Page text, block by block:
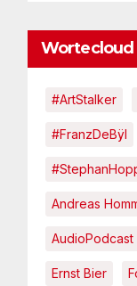
Wortecloud
#ArtStalker
#FranzDeBÿl
Andreas
AudioPodcast
Ernst Bier